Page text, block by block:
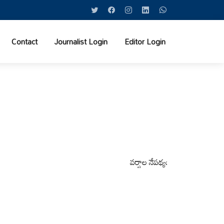
Contact Journalist Login Editor Login
వర్షాల నేపథ్యంలో కోటపల్లి, వేమనపల్లి